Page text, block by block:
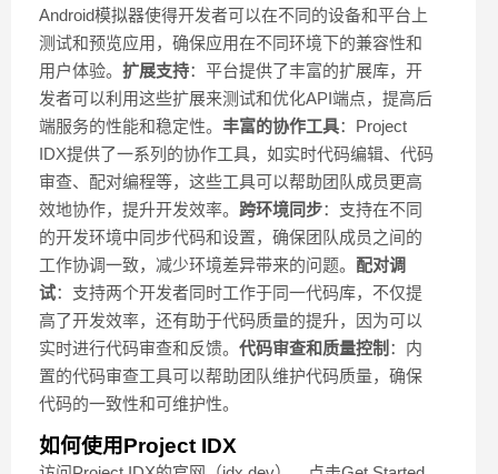
Android模拟器使得开发者可以在不同的设备和平台上
测试和预览应用，确保应用在不同环境下的兼容性和
用户体验。 扩展支持：平台提供了丰富的扩展库，开
发者可以利用这些扩展来测试和优化API端点，提高后
端服务的性能和稳定性。 丰富的协作工具：Project
IDX提供了一系列的协作工具，如实时代码编辑、代码
审查、配对编程等，这些工具可以帮助团队成员更高
效地协作，提升开发效率。 跨环境同步：支持在不同
的开发环境中同步代码和设置，确保团队成员之间的
工作协调一致，减少环境差异带来的问题。 配对调
试：支持两个开发者同时工作于同一代码库，不仅提
高了开发效率，还有助于代码质量的提升，因为可以
实时进行代码审查和反馈。 代码审查和质量控制 ：内
置的代码审查工具可以帮助团队维护代码质量，确保
代码的一致性和可维护性。
如何使用Project IDX